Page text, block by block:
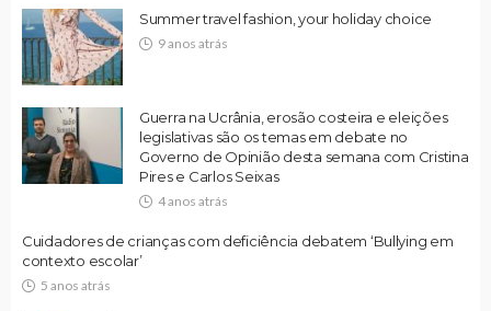
Summer travel fashion, your holiday choice
9 anos atrás
Guerra na Ucrânia, erosão costeira e eleições
legislativas são os temas em debate no
Governo de Opinião desta semana com Cristina
Pires e Carlos Seixas
4 anos atrás
Cuidadores de crianças com deficiência debatem ‘Bullying em
contexto escolar’
5 anos atrás